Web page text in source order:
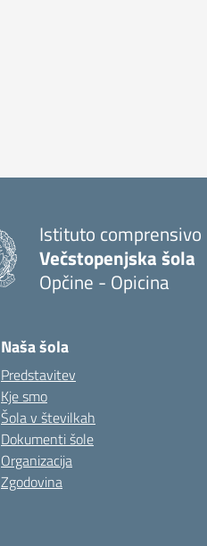
Istituto comprensivo
Večstopenjska šola
Opčine - Opicina
Naša šola
Predstavitev
Kje smo
Šola v številkah
Dokumenti šole
Organizacija
Zgodovina